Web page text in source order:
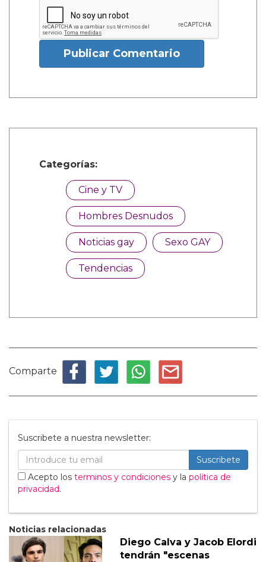
Publicar Comentario
Categorías:
Cine y TV
Hombres Desnudos
Noticias gay Sexo GAY
Tendencias
Comparte
Suscribete a nuestra newsletter:
Suscribete
Acepto los terminos y condiciones y la política de
privacidad.
Noticias relacionadas
Diego Calva y Jacob Elordi
tendrán "escenas